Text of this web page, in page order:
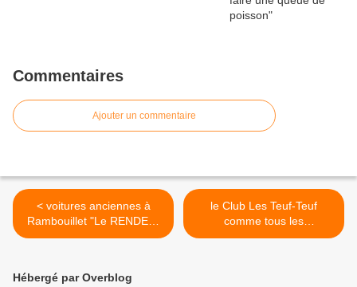
Commentaires
Ajouter un commentaire
< voitures anciennes à
Rambouillet "Le RENDEZ-
VOUS de La REINE"
le Club Les Teuf-Teuf
comme tous les
ans...........Rallye de
Hébergé par Overblog